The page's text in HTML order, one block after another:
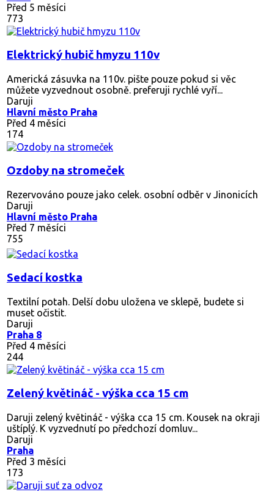
Před 5 měsíci
773
Elektrický hubič hmyzu 110v
Americká zásuvka na 110v. pište pouze pokud si věc
můžete vyzvednout osobně. preferuji rychlé vyří...
Daruji
Hlavní město Praha
Před 4 měsíci
174
Ozdoby na stromeček
Rezervováno pouze jako celek. osobní odběr v Jinonicích
Daruji
Hlavní město Praha
Před 7 měsíci
755
Sedací kostka
Textilní potah. Delší dobu uložena ve sklepě, budete si
muset očistit.
Daruji
Praha 8
Před 4 měsíci
244
Zelený květináč - výška cca 15 cm
Daruji zelený květináč - výška cca 15 cm. Kousek na okraji
uštíplý. K vyzvednutí po předchozí domluv...
Daruji
Praha
Před 3 měsíci
173